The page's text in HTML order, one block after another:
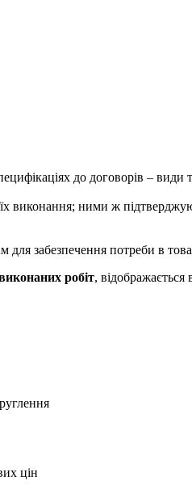
до договорів – види
виконання; ними ж
для забезпечення потреби в
робіт, відображається
цін